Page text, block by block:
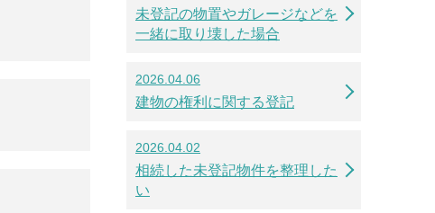
未登記の物置やガレージなどを
一緒に取り壊した場合
2026.04.06
建物の権利に関する登記
2026.04.02
相続した未登記物件を整理した
い